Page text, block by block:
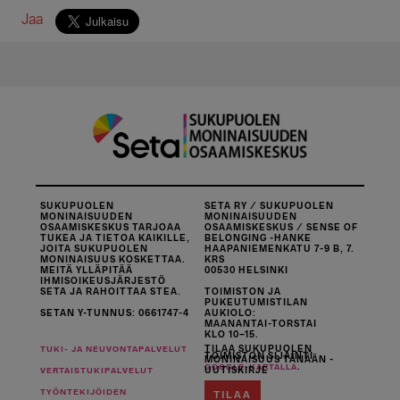
Jaa
SUKUPUOLEN
MONINAISUUDEN
OSAAMISKESKUS TARJOAA
TUKEA JA TIETOA KAIKILLE,
JOITA SUKUPUOLEN
MONINAISUUS KOSKETTAA.
MEITÄ YLLÄPITÄÄ
IHMISOIKEUSJÄRJESTÖ
SETA JA RAHOITTAA STEA.
SETAN Y-TUNNUS: 0661747-4
SETA RY / SUKUPUOLEN
MONINAISUUDEN
OSAAMISKESKUS / SENSE OF
BELONGING -HANKE
HAAPANIEMENKATU 7-9 B, 7.
KRS
00530 HELSINKI
TOIMISTON JA
PUKEUTUMISTILAN
AUKIOLO:
MAANANTAI-TORSTAI
KLO 10–15.
TOIMISTON SIJAINTI
GOOGLE-KARTALLA
TUKI- JA NEUVONTAPALVELUT
VERTAISTUKIPALVELUT
TYÖNTEKIJÖIDEN
TILAA SUKUPUOLEN
MONINAISUUS TÄNÄÄN -
UUTISKIRJE
TILAA